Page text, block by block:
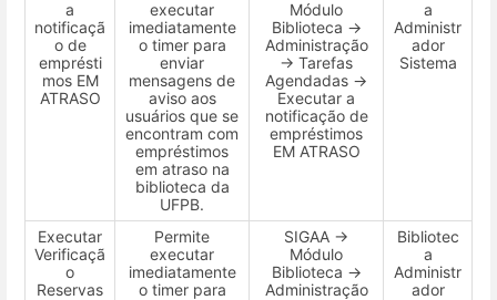
a
notificaçã
o de
emprésti
mos EM
ATRASO
executar
imediatamente
o timer para
enviar
mensagens de
aviso aos
usuários que se
encontram com
empréstimos
em atraso na
biblioteca da
UFPB.
Módulo
Biblioteca →
Administração
→ Tarefas
Agendadas →
Executar a
notificação de
empréstimos
EM ATRASO
a
Administr
ador
Sistema
Executar
Verificaçã
o
Reservas
Permite
executar
imediatamente
o timer para
SIGAA →
Módulo
Biblioteca →
Administração
Bibliotec
a
Administr
ador